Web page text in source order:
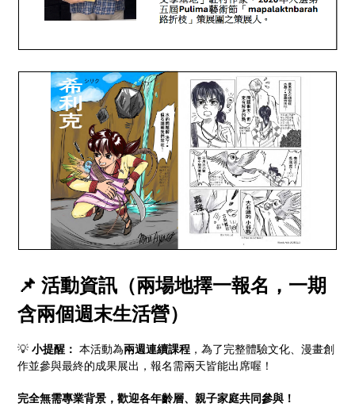
📌 活動資訊（兩場地擇一報名，一期
含兩個週末生活營）
💡小提醒： 本活動為兩週連續課程 ，為了完整體驗文化、漫畫創
作並參與最終的成果展出，報名需兩天皆能出席喔！
完全無需專業背景，歡迎各年齡層、親子家庭共同參與！